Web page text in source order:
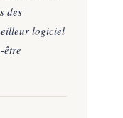
des
logiciel
être